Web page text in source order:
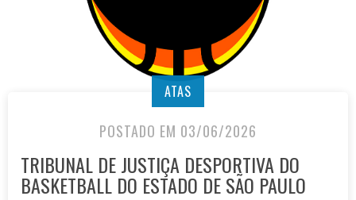
ATAS
POSTADO EM 03/06/2026
TRIBUNAL DE JUSTIÇA DESPORTIVA DO
BASKETBALL DO ESTADO DE SÃO PAULO